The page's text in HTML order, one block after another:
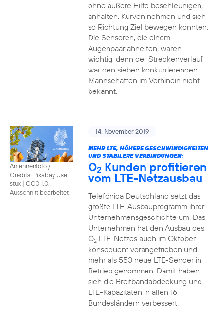
ohne äußere Hilfe beschleunigen,
anhalten, Kurven nehmen und sich
so Richtung Ziel bewegen konnten.
Die Sensoren, die einem
Augenpaar ähnelten, waren
wichtig, denn der Streckenverlauf
war den sieben konkurrierenden
Mannschaften im Vorhinein nicht
bekannt.
Antennenfoto /
Credits: Pixabay User
stux | CC0 1.0,
Ausschnitt bearbeitet
14. November 2019
MEHR LTE, HÖHERE GESCHWINDIGKEITEN
UND STABILERE VERBINDUNGEN:
O2 Kunden profitieren
vom LTE-Netzausbau
Telefónica Deutschland setzt das
größte LTE-Ausbauprogramm ihrer
Unternehmensgeschichte um. Das
Unternehmen hat den Ausbau des
O2LTE-Netzes auch im Oktober
konsequent vorangetrieben und
mehr als 550 neue LTE-Sender in
Betrieb genommen. Damit haben
sich die Breitbandabdeckung und
LTE-Kapazitäten in allen 16
Bundesländern verbessert.